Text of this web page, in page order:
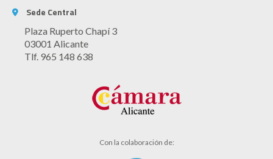
Sede Central
Plaza Ruperto Chapí 3
03001 Alicante
Tlf. 965 148 638
Con la colaboración de: